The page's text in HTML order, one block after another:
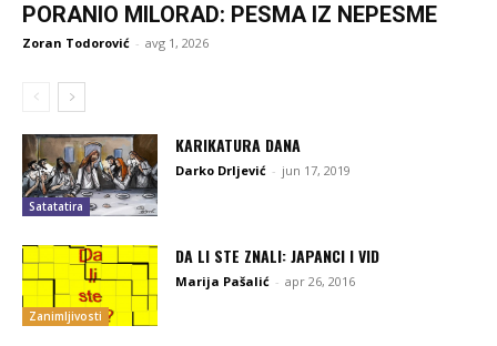
PORANIO MILORAD: PESMA IZ NEPESME
Zoran Todorović - avg 1, 2026
Satatatira
KARIKATURA DANA
Darko Drljević - jun 17, 2019
Zanimljivosti
DA LI STE ZNALI: JAPANCI I VID
Marija Pašalić - apr 26, 2016